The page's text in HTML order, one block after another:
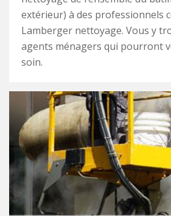
extérieur) à des professionnels
Lamberger nettoyage. Vous y
agents ménagers qui pourront
soin.